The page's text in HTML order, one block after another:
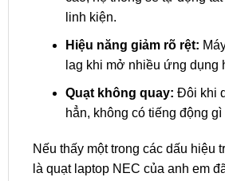
linh kiện.
Hiệu năng giảm rõ rệt:
lag khi mở nhiều ứng dụng
Quạt không quay: Đôi khi
hẳn, không có tiếng động gì
Nếu thấy một trong các dấu hiệu
là quạt laptop NEC của anh em